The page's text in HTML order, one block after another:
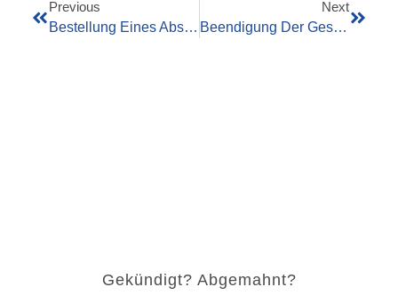
Previous
Bestellung Eines Abschlussprüfers
Next
Beendigung Der Geschäftsführereigenschaft
Gekündigt? Abgemahnt?